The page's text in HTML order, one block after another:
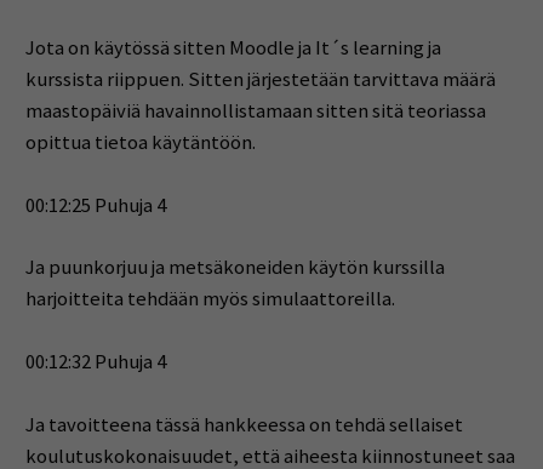
Jota on käytössä sitten Moodle ja It´s learning ja
kurssista riippuen. Sitten järjestetään tarvittava määrä
maastopäiviä havainnollistamaan sitten sitä teoriassa
opittua tietoa käytäntöön.
00:12:25 Puhuja 4
Ja puunkorjuu ja metsäkoneiden käytön kurssilla
harjoitteita tehdään myös simulaattoreilla.
00:12:32 Puhuja 4
Ja tavoitteena tässä hankkeessa on tehdä sellaiset
koulutuskokonaisuudet, että aiheesta kiinnostuneet saa